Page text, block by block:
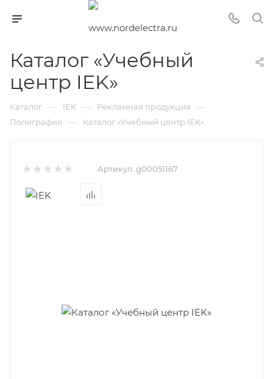
Каталог «Учебный
центр IEK»
Каталог — IEK — Рекламная продукция —
Полиграфия — Каталог «Учебный центр IEK»
Артикул: g00051167